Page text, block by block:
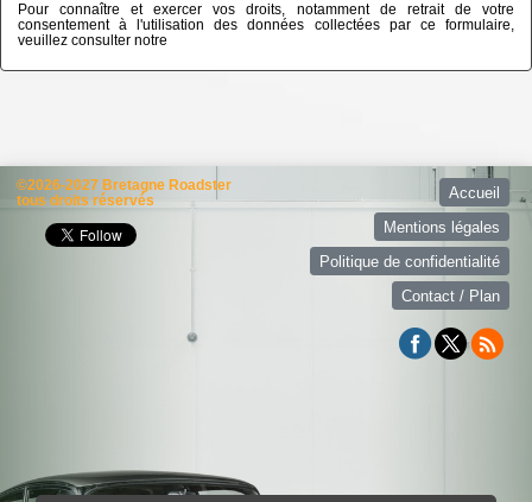
Pour connaître et exercer vos droits, notamment de retrait de votre
consentement à l'utilisation des données collectées par ce formulaire,
veuillez consulter notre
©2026-2027 Bretagne Roadster
tous droits réservés
Accueil
Mentions légales
Politique de confidentialité
Contact / Plan